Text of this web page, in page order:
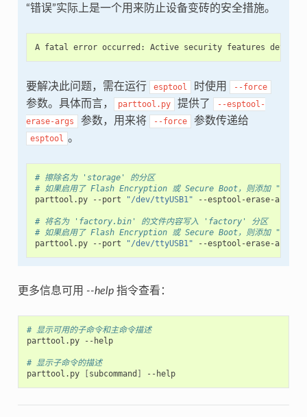
“错误”实际上是一个用来防止设备变砖的安全措施。
要解决此问题，需在运行 esptool 时使用 --force
参数。具体而言， parttool.py 提供了
--esptool-
erase-args
参数，用来将 --force 参数传递给
esptool 。
# 擦除名为 'storage' 的分区
# 如果启用了 Flash Encryption 或 Secure Boot，则添加 "--
parttool.py
--port "/dev/ttyUSB1" --esptool-erase-args
# 将名为 'factory.bin' 的文件内容写入 'factory' 分区
# 如果启用了 Flash Encryption 或 Secure Boot，则添加 "--
parttool.py
--port "/dev/ttyUSB1" --esptool-erase-args
更多信息可用 --help指令查看：
# 显示可用的子命令和主命令描述
parttool.py
--help
# 显示子命令的描述
parttool.py
[subcommand ] --help